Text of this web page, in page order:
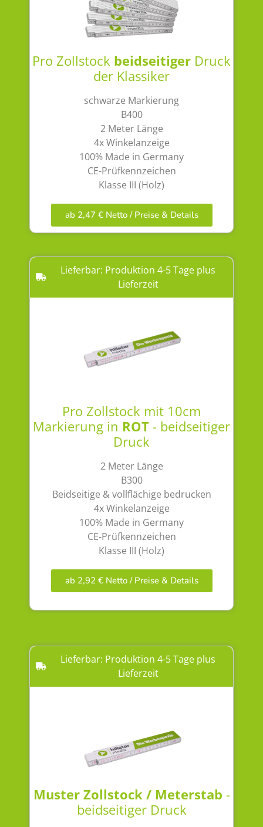
Pro Zollstock beidseitiger Druck
der Klassiker
schwarze Markierung
B400
2 Meter Länge
4x Winkelanzeige
100% Made in Germany
CE-Prüfkennzeichen
Klasse III (Holz)
ab 2,47 € Netto / Preise & Details
Lieferbar: Produktion 4-5 Tage plus
Lieferzeit
Pro Zollstock mit 10cm
Markierung in ROT- beidseitiger
Druck
2 Meter Länge
B300
Beidseitige & vollflächige bedrucken
4x Winkelanzeige
100% Made in Germany
CE-Prüfkennzeichen
Klasse III (Holz)
ab 2,92 € Netto / Preise & Details
Lieferbar: Produktion 4-5 Tage plus
Lieferzeit
Muster Zollstock / Meterstab -
beidseitiger Druck